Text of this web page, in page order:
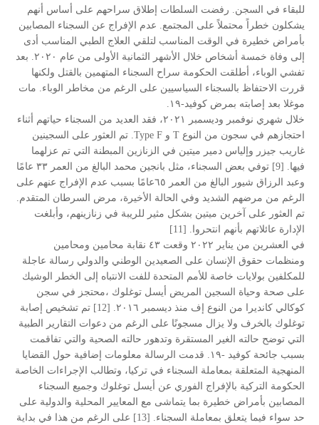
للبقاء في السجن. رفضت السلطات إطلاق سراحهم على أساس أنهم
يشكلون خطراً محتملاً على المجتمع. عدم الإفراج عن السجناء المصابين
بأمراض خطيرة في الوقت المناسب لتلقي العلاج الطبي المناسب أدى
إلى وفاة خمسة أشخاص خلال الأشهر الثمانية الأولى من عام ٢٠٢٠. بعد
تفشي الوباء، أطلقت الحكومة سراح السجناء المتهمين بالقتل ولكنها
قررت الاحتفاظ بالسجناء السياسيين على الرغم من مخاطر الوباء. مات
موغلا بعد إصابته بمرض كوفيد-١٩.
خلال شهري نوفمبر وديسمبر ٢٠٢١، فقد العديد من السجناء حياتهم أثناء
احتجازهم في سجون من النوع T و Type F. تم العثور على السجينين
غاريب جيزر وإلياس دمير ميتين في الزنازين المبطنة التي تم عزلهما
فيها. [9] توفي بعض السجناء، مثل بانجين محمد البالغ من العمر ٣٣ عامًا
وعبد الرزاق شيور البالغ من العمر ٦٥عامًا بسبب عدم الإفراج عنهم على
الرغم من مرضهم الشديد وفي الحالة الأخيرة، مرض السرطان المتقدم.
تم العثور على آخرين ميتين بشكل مثير للريبة في زنازينهم، وأبلغت
الإدارة عائلاتهم بأنهم انتحروا. [11]
في العشرين من يناير ٢٠٢٢ وقعت ٤٣ نقابة محامين ومحامين
ومنظمات حقوق الإنسان على الصعيدين الوطني والدولي رسالة عاجلة
للمكلفين بولايات خاصة للأمم المتحدة للفت الانتباه إلى الخطر الوشيك
على صحة وحياة السجين المريض أيسل توغلوك ،محتجز في سجن
كوكالي كانديرا من النوع إف منذ ديسمبر ٢٠١٦. [12] تم تشخيص إصابة
توغلوك بالخرف ولا يزال مسجونًا على الرغم من دعوات التقارير الطبية
التي توضح حالته الغير المستقرة وتدهور حالته الصحية والتي تفاقمت
بسبب جائحة كوفيد -١٩. قدمت الرسالة معلومات إضافية حول القضايا
المنهجية المتعلقة بمعاملة السجناء في تركيا، وتطالب الإجراءات الخاصة
الحكومة التركية بالإفراج الفوري عن أيسل توغلوك وجميع السجناء
المصابين بأمراض خطيرة بما يتماشى مع المعايير المحلية والدولية على
حد سواء فيما يتعلق بمعاملة السجناء. [13] على الرغم من هذا في بداية